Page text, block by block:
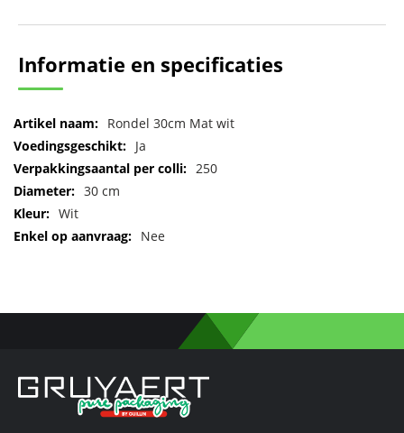
Informatie en specificaties
Meer
informatie
Rondel 30cm Mat wit
Ja
250
30 cm
Wit
Nee